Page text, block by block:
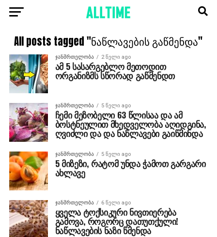
All posts tagged "ნაწლავების გაწმენდა"
ᲯᲐᲜᲛᲠᲗᲔᲚᲝᲑᲐ 2 წელი ago
ამ 5 სასარგებლო მეთოდით
ორგანიზმს სწორად გაწმენდთ
ᲯᲐᲜᲛᲠᲗᲔᲚᲝᲑᲐ 5 წელი ago
ჩემი მეზობელი 63 წლისაა და ამ
ბოსტნეულით მხედველობა აღიდგინა,
ღვიძლი და და ნაწლავები გაიწმინდა
ᲯᲐᲜᲛᲠᲗᲔᲚᲝᲑᲐ 5 წელი ago
5 მიზეზი, რატომ უნდა ჭამოთ გარგარი
ახლავე
ᲯᲐᲜᲛᲠᲗᲔᲚᲝᲑᲐ 6 წელი ago
ყველა ტოქსიკური ნივთიერება
გამოვა, როგორც დათუთქული!
ნაწლავების ნაზი წმენდა